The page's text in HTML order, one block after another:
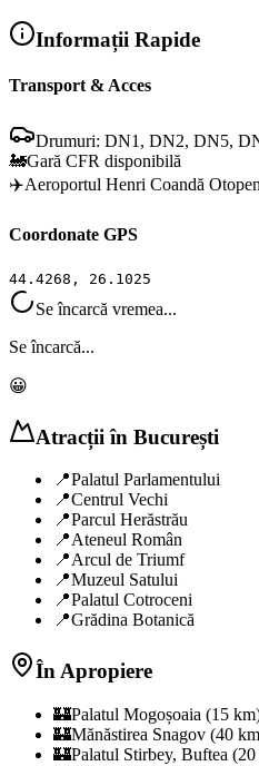
Informații Rapide
Transport & Acces
Drumuri: DN1, DN2, DN5,
🚂Gară CFR disponibilă
✈️Aeroportul Henri Coandă
Coordonate GPS
44.4268 , 26.1025
Se încarcă vremea...
Se încarcă...
😀
Atracții în București
📍Palatul Parlamentului
📍Centrul Vechi
📍Parcul Herăstrău
📍Ateneul Român
📍Arcul de Triumf
📍Muzeul Satului
📍Palatul Cotroceni
📍Grădina Botanică
În Apropiere
🏰Palatul Mogoșoaia (15
🏰Mănăstirea Snagov (40
🏰Palatul Stirbey, Buftea